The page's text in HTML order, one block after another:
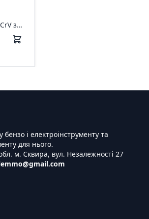
з
і електроінструменту та
для нього.
м. Сквира, вул. Незалежності 27